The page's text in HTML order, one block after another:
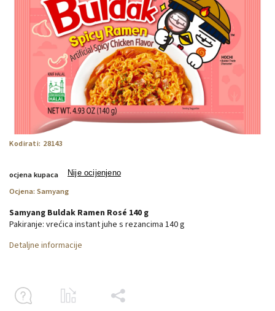
Kodirati: 28143
ocjena kupaca Nije ocijenjeno
Ocjena: Samyang
Samyang Buldak Ramen Rosé 140 g
Pakiranje: vrećica instant juhe s rezancima 140 g
Detaljne informacije